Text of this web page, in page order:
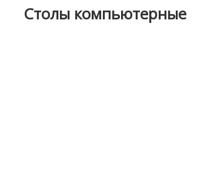
Столы компьютерные